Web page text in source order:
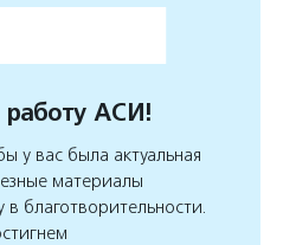
АСИ!
у вас была актуальная
материалы
благотворительности.